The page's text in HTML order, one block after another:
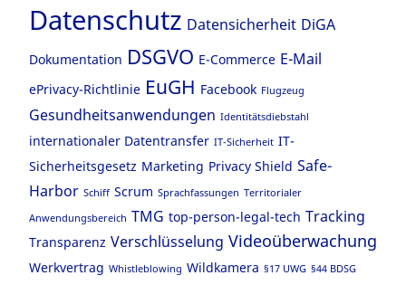
Datenschutz Datensicherheit DiGA
Dokumentation DSGVO E-Commerce E-Mail
ePrivacy-Richtlinie EuGH Facebook Flugzeug
Gesundheitsanwendungen Identitätsdiebstahl
internationaler Datentransfer IT-Sicherheit IT-
Sicherheitsgesetz Marketing Privacy Shield Safe-
Harbor Schiff Scrum Sprachfassungen Territorialer
Anwendungsbereich TMG top-person-legal-tech Tracking
Transparenz Verschlüsselung Videoüberwachung
Werkvertrag Whistleblowing Wildkamera §17 UWG §44 BDSG